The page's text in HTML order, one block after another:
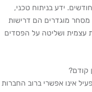
מהירה ועקביות בביצועים לאורך לפחות 3 חודשים. ידע בניתוח טכני,
מסחר מוגדרים הם דרישות
עצמית ושליטה על הפסדים
קודם?
אינו אפשרי ברוב החברות